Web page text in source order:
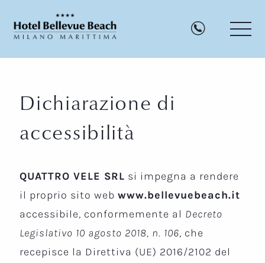
Hotel
Bellevue
Dichiarazione di
accessibilità
QUATTRO VELE SRL si impegna a rendere
il proprio sito webwww.bellevuebeach.it
accessibile, conformemente al Decreto
Legislativo 10 agosto 2018, n. 106, che
recepisce la Direttiva (UE) 2016/2102 del